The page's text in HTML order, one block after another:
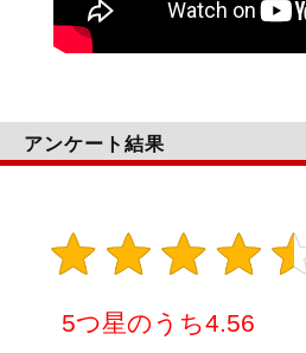
アンケート結果
5つ星のうち4.56